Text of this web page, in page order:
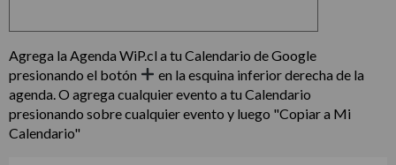
Agrega la Agenda WiP.cl a tu Calendario de Google
presionando el botón
en la esquina inferior derecha de la
agenda. O agrega cualquier evento a tu Calendario
presionando sobre cualquier evento y luego "Copiar a Mi
Calendario"